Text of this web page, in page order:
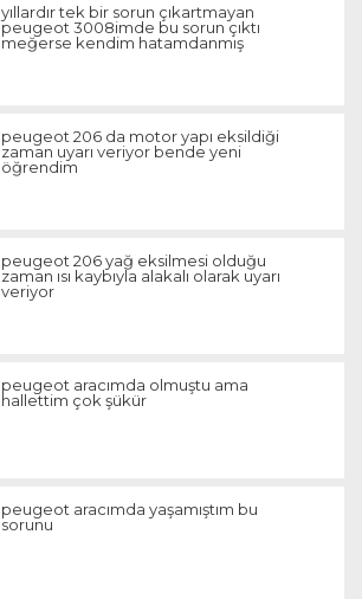
yıllardır tek bir sorun çıkartmayan
peugeot 3008imde bu sorun çıktı
meğerse kendim hatamdanmış
peugeot 206 da motor yapı eksildiği
zaman uyarı veriyor bende yeni
öğrendim
peugeot 206 yağ eksilmesi olduğu
zaman ısı kaybıyla alakalı olarak uyarı
veriyor
peugeot aracımda olmuştu ama
hallettim çok şükür
peugeot aracımda yaşamıştım bu
sorunu